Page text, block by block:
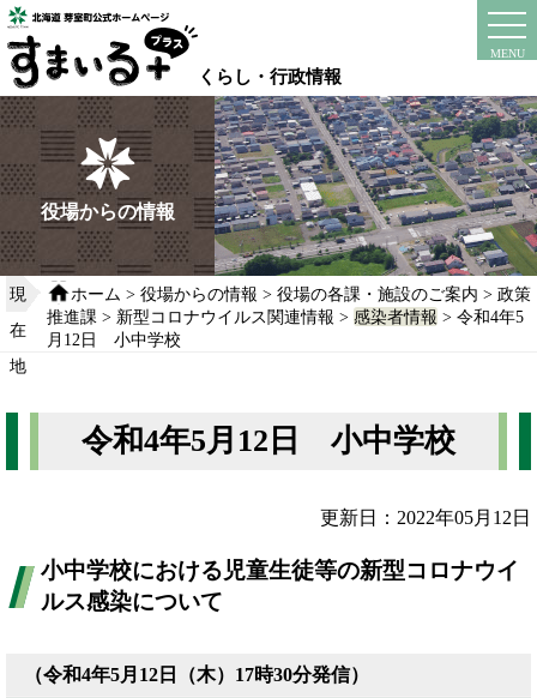
本
文
へ
移
動
る
くらし・行政情報
MENU
instagram
役場からの情報
現
在
地
ホーム > 役場からの情報 > 役場の各課・施設のご案内 > 政策
推進課 > 新型コロナウイルス関連情報 > 感染者情報 > 令和4年5
月12日 小中学校
令和4年5月12日 小中学校
更新日：2022年05月12日
小中学校における児童生徒等の新型コロナウイ
ルス感染について
（令和4年5月12日（木）17時30分発信）